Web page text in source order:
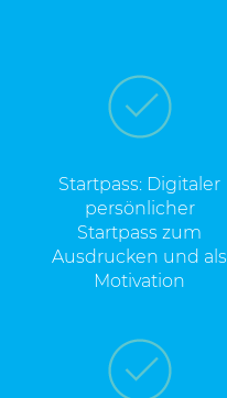
Startpass: Digitaler
persönlicher
Startpass zum
Ausdrucken und als
Motivation